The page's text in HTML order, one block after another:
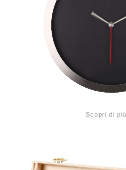
Scopri di più